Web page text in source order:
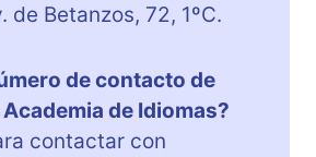
de Betanzos, 72, 1ºC.
de contacto de
de Idiomas?
contactar con